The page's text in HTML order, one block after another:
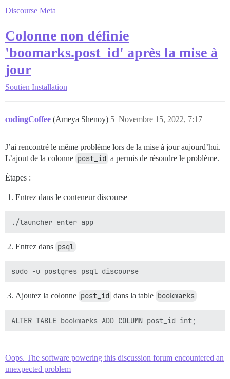
Discourse Meta
Colonne non définie
'boomarks.post_id' après la mise à
jour
Soutien Installation
codingCoffee (Ameya Shenoy) Novembre 15, 2022, 7:17
5
J’ai rencontré le même problème lors de la mise à jour aujourd’hui.
L’ajout de la colonne post_id a permis de résoudre le problème.
Étapes :
Entrez dans le conteneur discourse
Entrez dans psql
Ajoutez la colonne post_id dans la table bookmarks
Oops. The software powering this discussion forum encountered an
unexpected problem